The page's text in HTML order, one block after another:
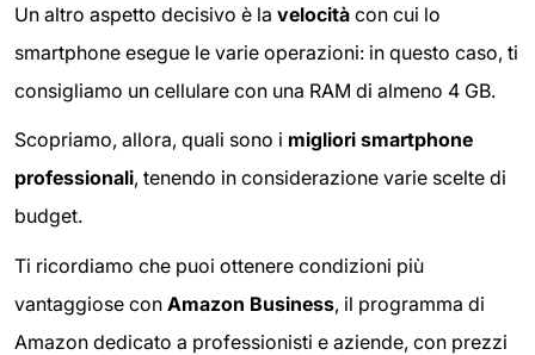
Un altro aspetto decisivo è la velocità con cui lo
smartphone esegue le varie operazioni: in questo caso, ti
consigliamo un cellulare con una RAM di almeno 4 GB.
Scopriamo, allora, quali sono i migliori smartphone
professionali, tenendo in considerazione varie scelte di
budget.
Ti ricordiamo che puoi ottenere condizioni più
vantaggiose con Amazon Business, il programma di
Amazon dedicato a professionisti e aziende, con prezzi